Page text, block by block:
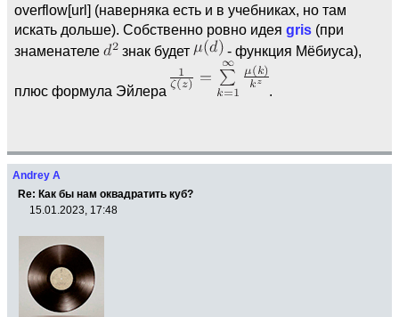
overflow[url] (наверняка есть и в учебниках, но там
искать дольше). Собственно ровно идея gris (при
знаменателе
знак будет - функция Мёбиуса),
плюс формула Эйлера .
Andrey A
Re: Как бы нам оквадратить куб?
15.01.2023, 17:48